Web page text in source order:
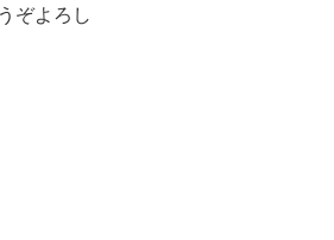
ぞよろし